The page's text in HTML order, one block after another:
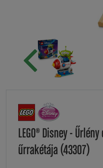
LEGO® Disney -
űrrakétája (43307)